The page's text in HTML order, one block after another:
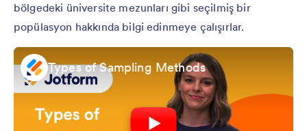
bölgedeki üniversite mezunları gibi seçilmiş bir
popülasyon hakkında bilgi edinmeye çalışırlar.
Types of Sampling Methods